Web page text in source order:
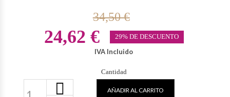
34,50 €
24,62 € 29% DE DESCUENTO
IVA Incluido
Cantidad
AÑADIR AL CARRITO